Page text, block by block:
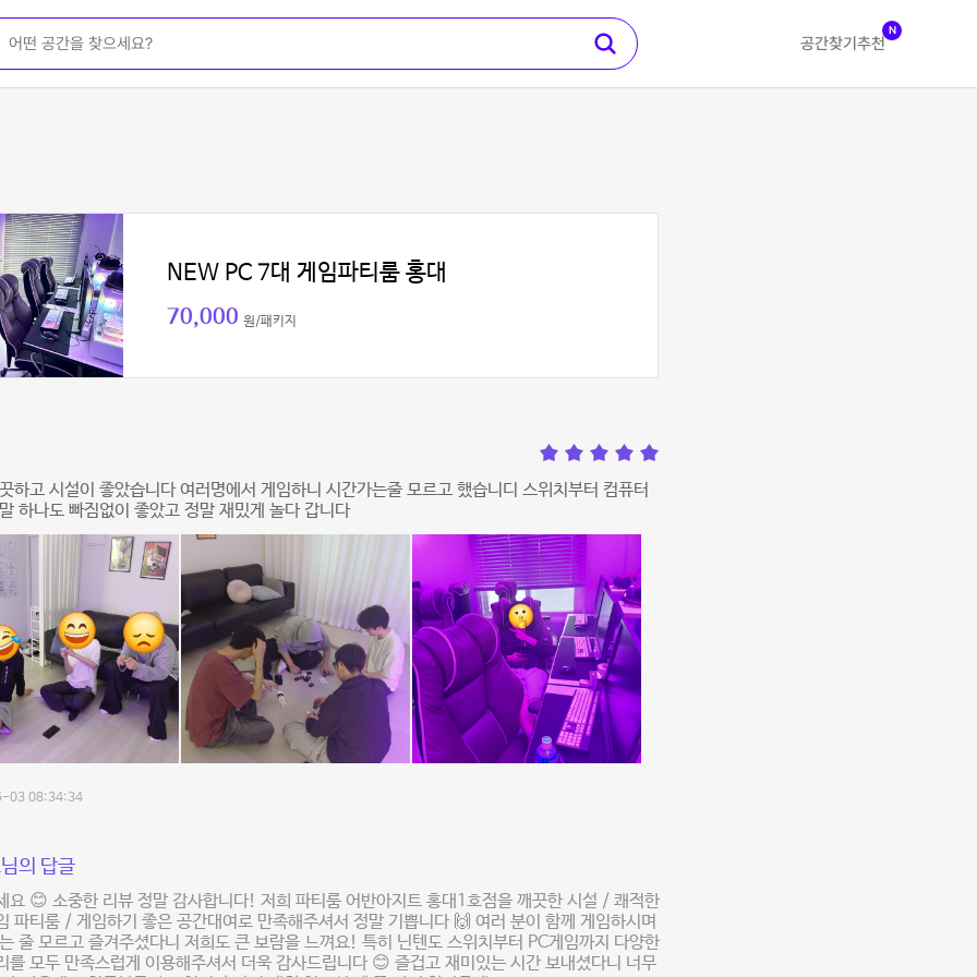
공간찾기 추천
N
NEW PC 7대 게임파티룸 홍대
70,000 원/패키지
하고 시설이 좋았습니다 여러명에서 게임하니 시간가는줄 모르고 했습니디 스위치부터 컴퓨터
하나도 빠짐없이 좋았고 정말 재밌게 놀다 갑니다
03 08:34:34
의 답글
요 😊 소중한 리뷰 정말 감사합니다! 저희 파티룸 어반아지트 홍대1호점을 깨끗한 시설 / 쾌적한
파티룸 / 게임하기 좋은 공간대여로 만족해주셔서 정말 기쁩니다 🙌 여러 분이 함께 게임하시며
줄 모르고 즐겨주셨다니 저희도 큰 보람을 느껴요! 특히 닌텐도 스위치부터 PC게임까지 다양한
를 모두 만족스럽게 이용해주셔서 더욱 감사드립니다 😊 즐겁고 재미있는 시간 보내셨다니 너무